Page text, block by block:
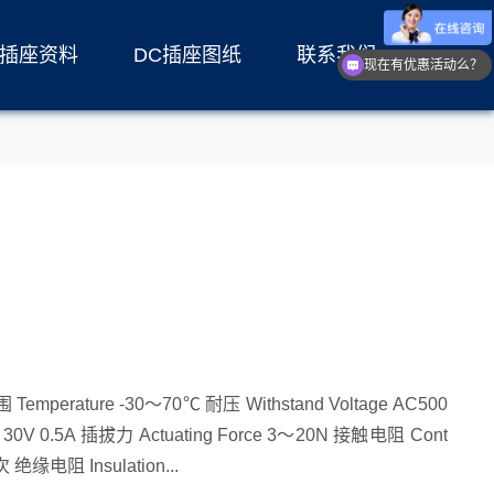
座资料 DC插座图纸 联系我们
act Resistance ≤0.03Ω 寿命 Life 5000次 绝缘电阻 Insulation...
现在有优惠活动么？